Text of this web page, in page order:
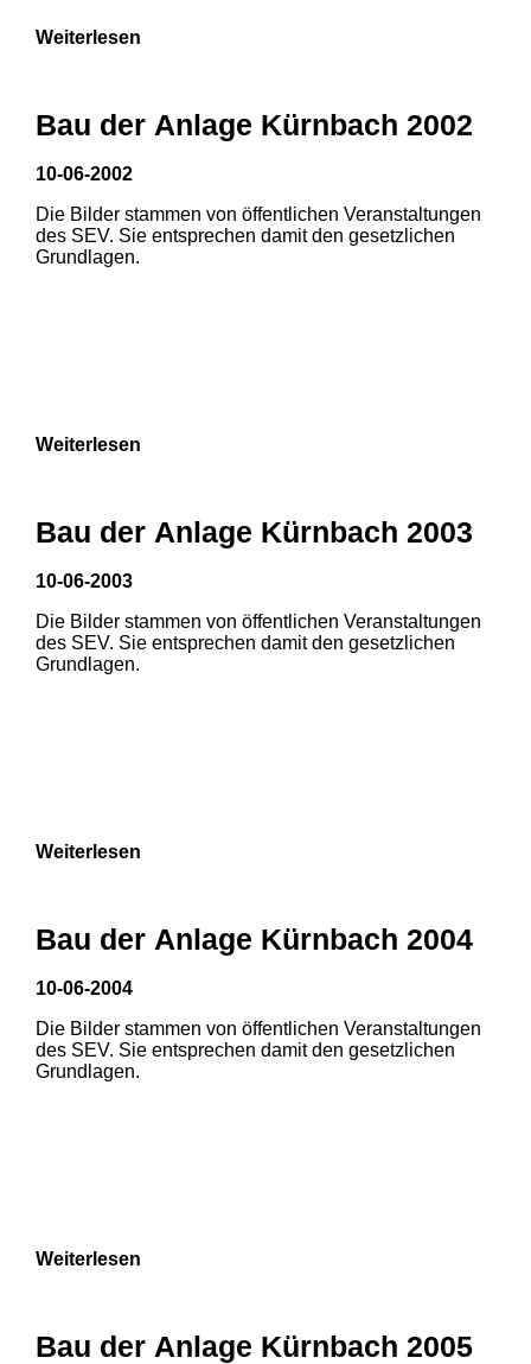
1 2 3
Weiterlesen
Bau der Anlage Kürnbach 2002
10-06-2002
Die Bilder stammen von öffentlichen Veranstaltungen
des SEV. Sie entsprechen damit den gesetzlichen
Grundlagen.
Weiterlesen
Bau der Anlage Kürnbach 2003
10-06-2003
Die Bilder stammen von öffentlichen Veranstaltungen
des SEV. Sie entsprechen damit den gesetzlichen
Grundlagen.
Weiterlesen
Bau der Anlage Kürnbach 2004
10-06-2004
Die Bilder stammen von öffentlichen Veranstaltungen
des SEV. Sie entsprechen damit den gesetzlichen
Grundlagen.
Weiterlesen
Bau der Anlage Kürnbach 2005